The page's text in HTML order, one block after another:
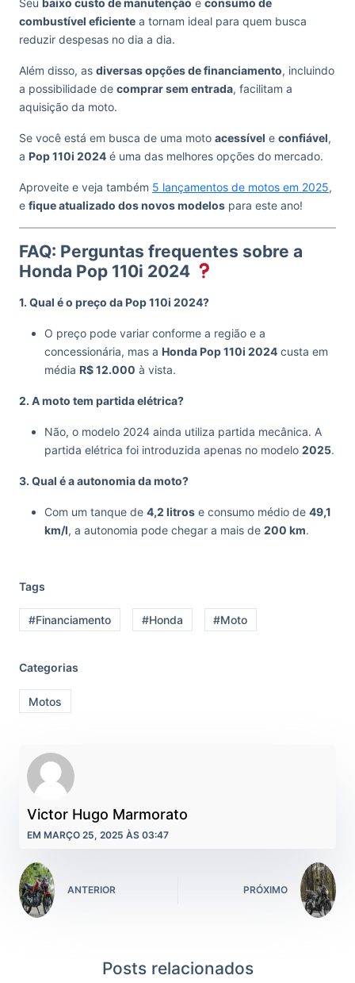
Seu baixo custo de manutenção e consumo de
combustível eficiente a tornam ideal para quem busca
reduzir despesas no dia a dia.
Além disso, as diversas opções de financiamento, incluindo
a possibilidade de comprar sem entrada, facilitam a
aquisição da moto.
Se você está em busca de uma moto acessível e confiável,
a Pop 110i 2024 é uma das melhores opções do mercado.
Aproveite e veja também 5 lançamentos de motos em 2025,
e fique atualizado dos novos modelos para este ano!
FAQ: Perguntas frequentes sobre a
Honda Pop 110i 2024
1. Qual é o preço da Pop 110i 2024?
O preço pode variar conforme a região e a
concessionária, mas a Honda Pop 110i 2024 custa em
média R$ 12.000 à vista.
2. A moto tem partida elétrica?
Não, o modelo 2024 ainda utiliza partida mecânica. A
partida elétrica foi introduzida apenas no modelo 2025.
3. Qual é a autonomia da moto?
Com um tanque de 4,2 litros e consumo médio de 49,1
km/l, a autonomia pode chegar a mais de 200 km.
Tags
#Financiamento #Honda #Moto
Categorias
Motos
Victor Hugo Marmorato
EM MARÇO 25, 2025 ÀS 03:47
ANTERIOR PRÓXIMO
Posts relacionados